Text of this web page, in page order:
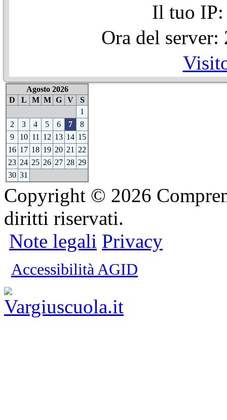
Il tuo IP:
Ora del
Agosto 2026
D
L M M G V
S
1
2
3 4 5 6 7
8
9
10 11 12 13 14 15
16 17 18 19 20 21
22
23 24 25 26 27 28 29
30 31
Copyright © 2026
diritti riservati.
Note legali Privacy
Accessibilità AGID